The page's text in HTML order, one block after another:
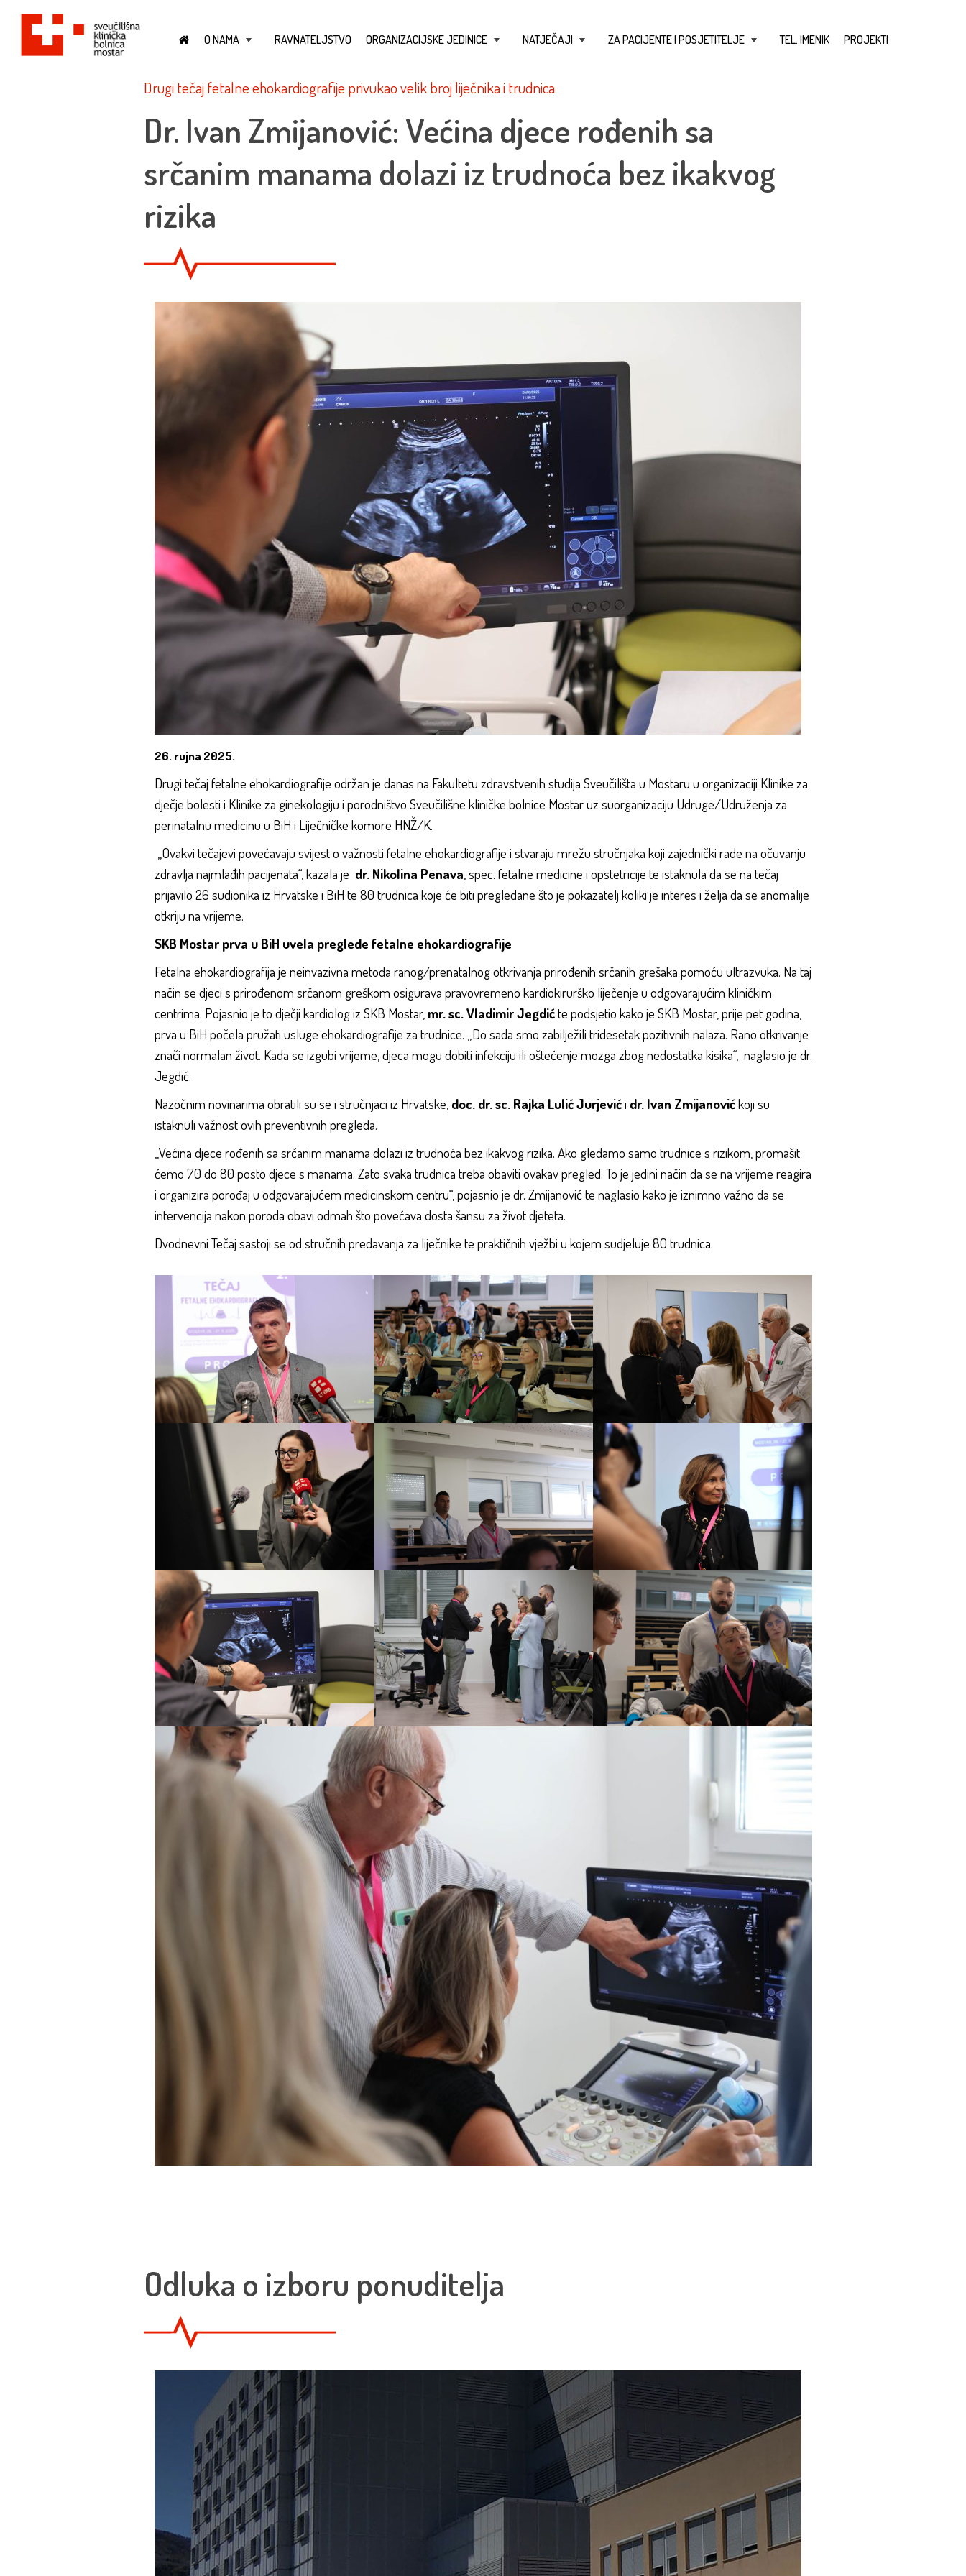
O NAMA RAVNATELJSTVO ORGANIZACIJSKE JEDINICE NATJEČAJI ZA PACIJENTE I POSJETITELJE TEL. IMENIK PROJEKTI
Drugi tečaj fetalne ehokardiografije privukao velik broj liječnika i trudnica
Dr. Ivan Zmijanović: Većina djece rođenih sa
srčanim manama dolazi iz trudnoća bez ikakvog
rizika
26. rujna 2025.
Drugi tečaj fetalne ehokardiografije održan je danas na Fakultetu zdravstvenih studija Sveučilišta u Mostaru u organizaciji Klinike za
dječje bolesti i Klinike za ginekologiju i porodništvo Sveučilišne kliničke bolnice Mostar uz suorganizaciju Udruge/Udruženja za
perinatalnu medicinu u BiH i Liječničke komore HNŽ/K.
„Ovakvi tečajevi povećavaju svijest o važnosti fetalne ehokardiografije i stvaraju mrežu stručnjaka koji zajednički rade na očuvanju
zdravlja najmlađih pacijenata“, kazala je dr. Nikolina Penava, spec. fetalne medicine i opstetricije te istaknula da se na tečaj
prijavilo 26 sudionika iz Hrvatske i BiH te 80 trudnica koje će biti pregledane što je pokazatelj koliki je interes i želja da se anomalije
otkriju na vrijeme.
SKB Mostar prva u BiH uvela preglede fetalne ehokardiografije
Fetalna ehokardiografija je neinvazivna metoda ranog/prenatalnog otkrivanja prirođenih srčanih grešaka pomoću ultrazvuka. Na taj
način se djeci s prirođenom srčanom greškom osigurava pravovremeno kardiokirurško liječenje u odgovarajućim kliničkim
centrima. Pojasnio je to dječji kardiolog iz SKB Mostar, mr. sc. Vladimir Jegdićte podsjetio kako je SKB Mostar, prije pet godina,
prva u BiH počela pružati usluge ehokardiografije za trudnice. „Do sada smo zabilježili tridesetak pozitivnih nalaza. Rano otkrivanje
znači normalan život. Kada se izgubi vrijeme, djeca mogu dobiti infekciju ili oštećenje mozga zbog nedostatka kisika“, naglasio je dr.
Jegdić.
Nazočnim novinarima obratili su se i stručnjaci iz Hrvatske, doc. dr. sc. Rajka LulićJurjevići dr. Ivan Zmijanovićkoji su
istaknuli važnost ovih preventivnih pregleda.
„Većina djece rođenih sa srčanim manama dolazi iz trudnoća bez ikakvog rizika. Ako gledamo samo trudnice s rizikom, promašit
ćemo 70 do 80 posto djece s manama. Zato svaka trudnica treba obaviti ovakav pregled. To je jedini način da se na vrijeme reagira
i organizira porođaj u odgovarajućem medicinskom centru“, pojasnio je dr. Zmijanović te naglasio kako je iznimno važno da se
intervencija nakon poroda obavi odmah što povećava dosta šansu za život djeteta.
Dvodnevni Tečaj sastoji se od stručnih predavanja za liječnike te praktičnih vježbi u kojem sudjeluje 80 trudnica.
Odluka o izboru ponuditelja